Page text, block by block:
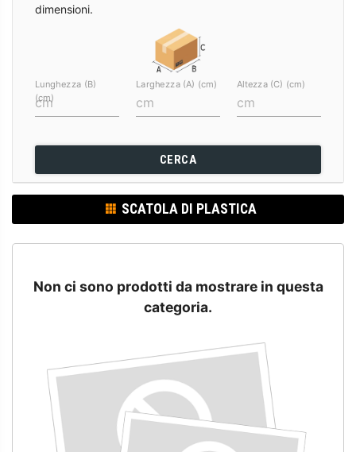
dimensioni.
Lunghezza (B)
(cm)
Larghezza (A) (cm) Altezza (C) (cm)
CERCA
SCATOLA DI PLASTICA
Non ci sono prodotti da mostrare in questa
categoria.